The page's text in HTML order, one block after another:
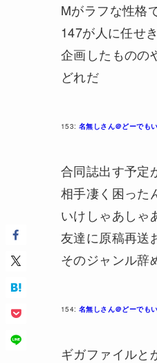
Mがラフな性格
147が人に任せ
企画したものの
どれだ
153: 名無しさん＠どーでも
合同誌出す予定
相手凄く困った
いけしゃあしゃ
友達に原稿再送
そのジャンル辞
154: 名無しさん＠どーでも
ギガファイルと